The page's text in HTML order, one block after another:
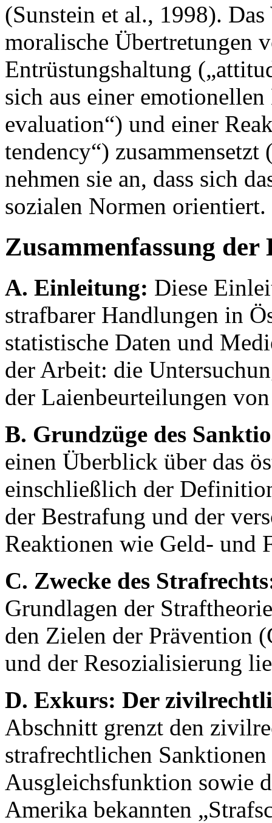
(Sunstein et al., 1998).
moralische Übertretungen
Entrüstungshaltung
sich aus einer
evaluation“) und einer
tendency“)
nehmen sie an, dass sich
sozialen Normen orientiert.
Zusammenfassung der
A. Einleitung: Diese
strafbarer Handlungen in
statistische Daten und
der Arbeit: die
der Laienbeurteilungen
B. Grundzüge des
einen Überblick über das
einschließlich der
der Bestrafung und der
Reaktionen wie Geld- und
C. Zwecke des
Grundlagen der
den Zielen der Prävention
und der Resozialisierung
D. Exkurs: Der
Abschnitt grenzt den
strafrechtlichen
Ausgleichsfunktion sowie
Amerika bekannten